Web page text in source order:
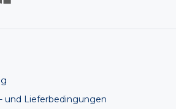
und Lieferbedingungen